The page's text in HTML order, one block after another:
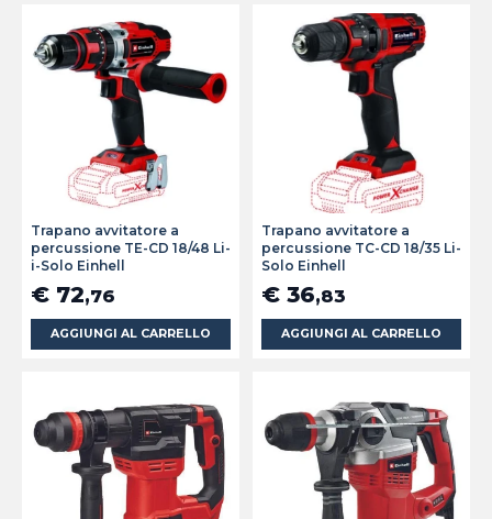
Trapano avvitatore a
percussione TE-CD 18/48 Li-
i-Solo Einhell
€ 72,76
AGGIUNGI AL CARRELLO
Trapano avvitatore a
percussione TC-CD 18/35 Li-
Solo Einhell
€ 36,83
AGGIUNGI AL CARRELLO